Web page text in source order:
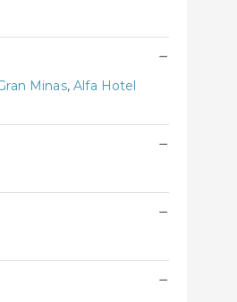
−
Minas,Alfa Hotel
−
−
−